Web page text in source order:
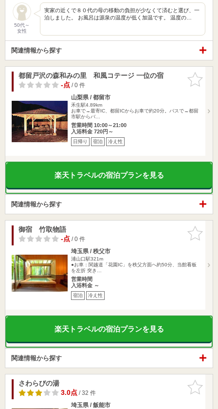
50代～
女性
実家の近くで８０代の母の移動の負担が少なくて済むと選び、一
泊しました。 お風呂は源泉の温度が低く加温です。 温度の…
関連情報から探す
お気に入
りに追加
都留戸沢の森和みの里 和風コテージ 一位の宿
-点/ 0 件
山梨県 / 都留市
禾生駅4.89km
お車で→最寄IC、都留ICからお車で約20分。バスで→都留
市駅からバ…
営業時間 10:00～21:00
入浴料金 720円～
日帰り 宿泊 冷え性
楽天トラベルの宿泊プランを見る
関連情報から探す
お気に入
りに追加
御宿 竹取物語
-点/ 0 件
埼玉県 / 秩父市
浦山口駅321m
●お車：関越道「花園IC」を秩父方面へ約50分、当館看板
を左折 突き…
営業時間
入浴料金 ～
宿泊 冷え性
楽天トラベルの宿泊プランを見る
関連情報から探す
お気に入
りに追加
さわらびの湯
3.0点/ 32 件
埼玉県 / 飯能市